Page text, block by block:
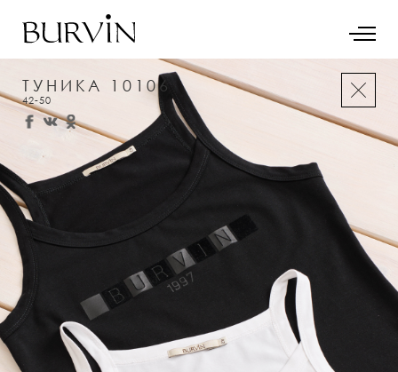
ТУНИКА 10106
42-50